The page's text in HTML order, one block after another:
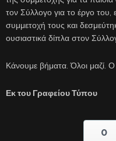
τον Σύλλογο για το έργο του,
συμμετοχή τους και
ουσιαστικά δίπλα στον
Κάνουμε βήματα. Όλοι μαζί. Ο
Εκ του Γραφείου Τύπου
0